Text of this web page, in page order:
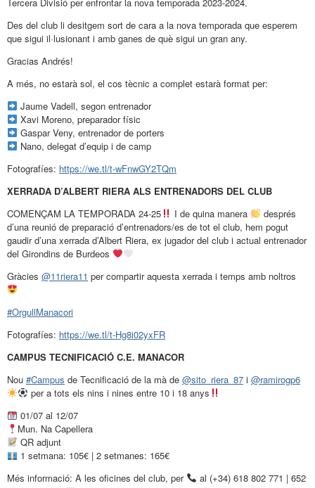
Des del club li desitgem sort de cara a la nova temporada que esperem
que sigui il·lusionant i amb ganes de què sigui un gran any.
Gracias Andrés!
A més, no estarà sol, el cos tècnic a complet estarà format per:
Jaume Vadell, segon entrenador
Xavi Moreno, preparador físic
Gaspar Veny, entrenador de porters
Nano, delegat d’equip i de camp
Fotografíes: https://we.tl/t-wFnwGY2TQm
XERRADA D’ALBERT RIERA ALS ENTRENADORS DEL CLUB
COMENÇAM LA TEMPORADA 24-25
I de quina manera
després
d’una reunió de preparació d’entrenadors/es de tot el club, hem pogut
gaudir d’una xerrada d’Albert Riera, ex jugador del club i actual entrenador
del Girondins de Burdeos
Gràcies @11riera11 per compartir aquesta xerrada i temps amb noltros
#OrgullManacori
Fotografíes: https://we.tl/t-Hg8i02yxFR
CAMPUS TECNIFICACIÓ C.E. MANACOR
Nou #Campus de Tecnificació de la mà de @sito_riera_87 i @ramirogp6
per a tots els nins i nines entre 10 i 18 anys
01/07 al 12/07
Mun. Na Capellera
QR adjunt
1 setmana: 105€ | 2 setmanes: 165€
Més informació: A les oficines del club, per
al (+34) 618 802 771 | 652